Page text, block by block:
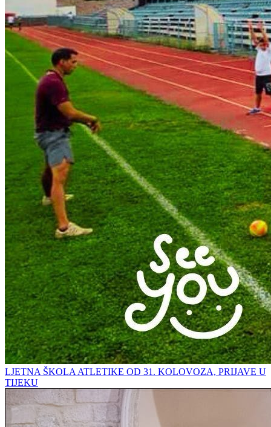
LJETNA ŠKOLA ATLETIKE OD 31. KOLOVOZA, PRIJAVE U
TIJEKU